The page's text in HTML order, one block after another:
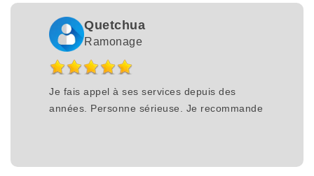
Quetchua
Ramonage
Je fais appel à ses services depuis des
années. Personne sérieuse. Je recommande